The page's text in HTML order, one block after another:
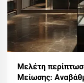
Μελέτη
Μείωσης: